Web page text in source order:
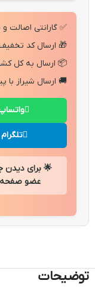
✅ گارانتی اصالت
🎁 ارسال کد تخفیف با
📦 ارسال به کل
🚚 ارسال شیراز با
تلگرام
🌟 برای دیدن
عضو
توضیحات